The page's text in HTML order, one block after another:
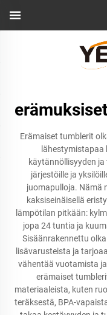
Erämaiset tumblerit
käytännöllisyyden
järjestöille ja
juomapulloja. Nämä
kaksiseinäisellä
lämpötilan pitkään:
jopa 24 tuntia ja
Sisäänrakennettu
lisävarusteista ja
vähentää vuotamista
erämaiset
materiaaleista, kuten
teräksestä, BPA-